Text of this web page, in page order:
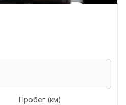
Пробег (км)